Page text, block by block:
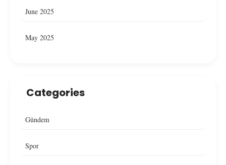
June 2025
May 2025
Categories
Gündem
Spor